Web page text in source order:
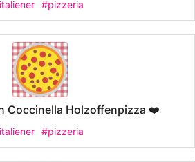
#pizzeria
Coccinella Holzoffenpizza ❤️
#pizzeria